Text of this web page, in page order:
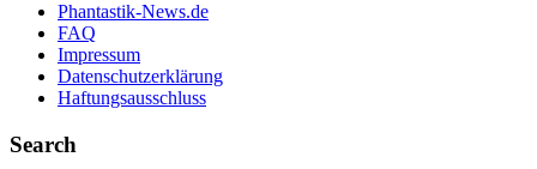
Phantastik-News.de
FAQ
Impressum
Datenschutzerklärung
Haftungsausschluss
Search